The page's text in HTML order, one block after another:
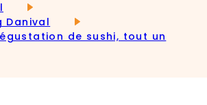
Danival
de sushi, tout un